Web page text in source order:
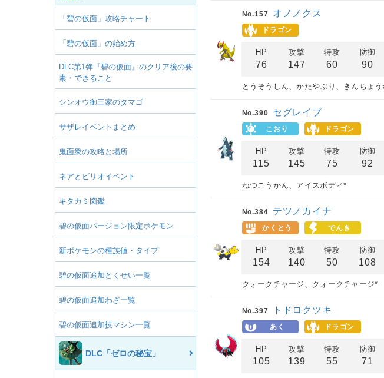
「碧の仮面」攻略チャート
「碧の仮面」の始め方
DLC第1弾『碧の仮面』のクリア後の要
素・できること
シンオウ御三家のタマゴ
サザレイベントまとめ
鬼面衆の攻略と場所
ネアとビリオイベント
キタカミ図鑑
碧の仮面バージョン限定ポケモン
新ポケモンの種族値・タイプ
碧の仮面追加とくせい一覧
碧の仮面追加わざ一覧
碧の仮面追加技マシン一覧
DLC「ゼロの秘宝」
No.157 オノノクス
ドラゴン
HP
76
攻撃
147
特攻
60
防御
90
とうそうしん、かたやぶり、きんちょ
No.390 セグレイブ
こおり ドラゴン
HP
115
攻撃
145
特攻
75
防御
92
ねつこうかん、アイスボディ*
No.384 テツノカイナ
かくとう でんき
HP
154
攻撃
140
特攻
50
防御
108
クォークチャージ、クォークチャージ*
No.397 トドロクツキ
あく ドラゴン
HP
105
攻撃
139
特攻
55
防御
71